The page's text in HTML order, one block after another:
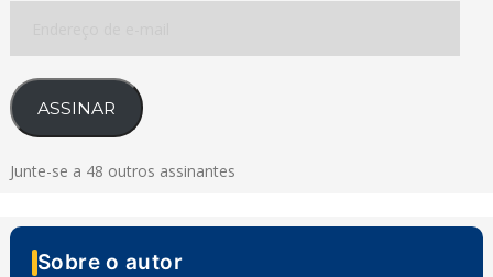
e-
mail
ASSINAR
Junte-se a 48 outros assinantes
Sobre o autor